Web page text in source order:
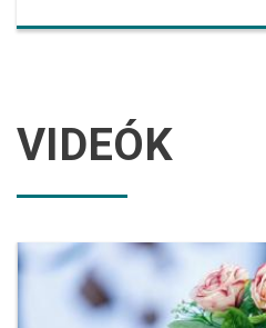
VIDEÓK